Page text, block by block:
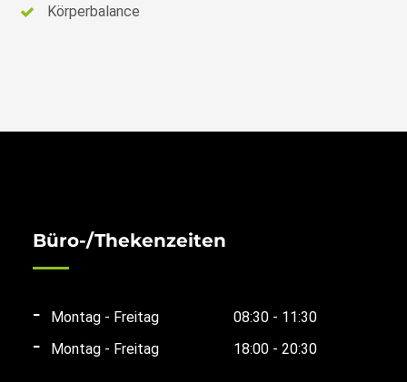
Körperbalance
Büro-/Thekenzeiten
Montag - Freitag
08:30 - 11:30
Montag - Freitag
18:00 - 20:30